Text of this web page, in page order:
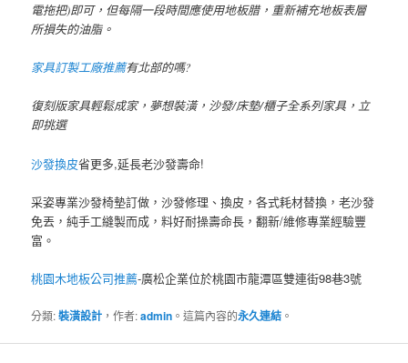
電拖把)即可，但每隔一段時間應使用地板腊，重新補充地板表層
所損失的油脂。
家具訂製工廠推薦有北部的嗎?
復刻版家具輕鬆成家，夢想裝潢，沙發/床墊/櫃子全系列家具，立
即挑選
沙發換皮省更多,延長老沙發壽命!
采姿專業沙發椅墊訂做，沙發修理、換皮，各式耗材替換，老沙發
免丟，純手工縫製而成，料好耐操壽命長，翻新/維修專業經驗豐
富。
桃園木地板公司推薦-廣松企業位於桃園市龍潭區雙連街98巷3號
分類:裝潢設計 ，作者:admin 。這篇內容的永久連結 。